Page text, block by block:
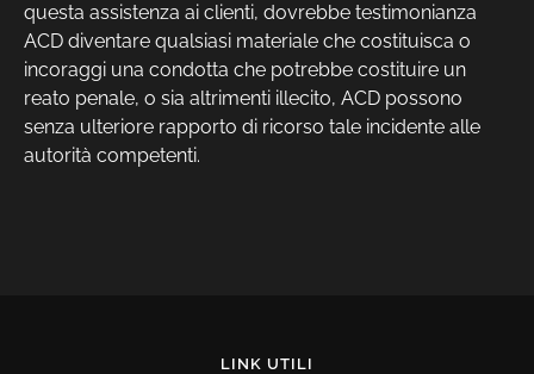
questa assistenza ai clienti, dovrebbe testimonianza
ACD diventare qualsiasi materiale che costituisca o
incoraggi una condotta che potrebbe costituire un
reato penale, o sia altrimenti illecito, ACD possono
senza ulteriore rapporto di ricorso tale incidente alle
autorità competenti.
LINK UTILI